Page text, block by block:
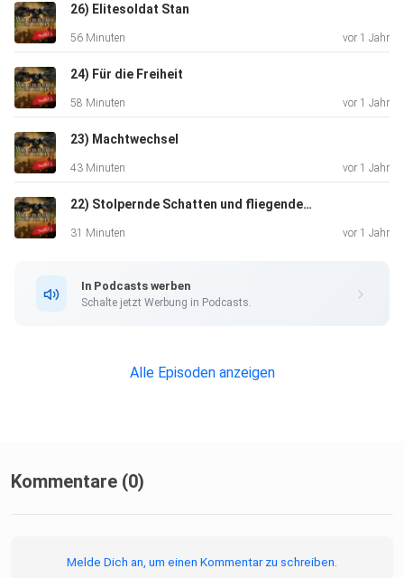
26) Elitesoldat Stan
56 Minuten vor 1 Jahr
24) Für die Freiheit
58 Minuten vor 1 Jahr
23) Machtwechsel
43 Minuten vor 1 Jahr
22) Stolpernde Schatten und fliegende Feuerbälle
31 Minuten vor 1 Jahr
In Podcasts werben
Schalte jetzt Werbung in Podcasts.
Alle Episoden anzeigen
Kommentare (0)
Melde Dich an, um einen Kommentar zu schreiben.